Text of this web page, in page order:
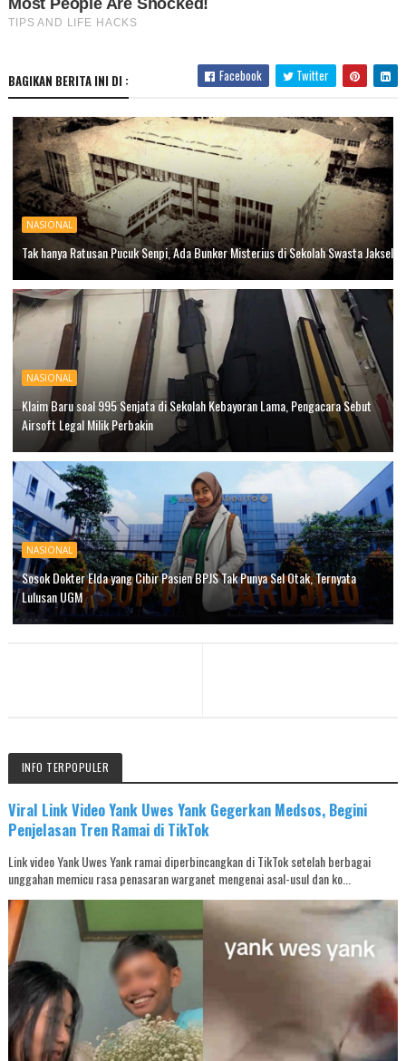
BAGIKAN BERITA INI DI : Facebook Twitter
NASIONAL
Tak hanya Ratusan Pucuk Senpi, Ada Bunker Misterius di Sekolah Swasta Jaksel
NASIONAL
Klaim Baru soal 995 Senjata di Sekolah Kebayoran Lama, Pengacara Sebut
Airsoft Legal Milik Perbakin
NASIONAL
Sosok Dokter Elda yang Cibir Pasien BPJS Tak Punya Sel Otak, Ternyata
Lulusan UGM
INFO TERPOPULER
Viral Link Video Yank Uwes Yank Gegerkan Medsos, Begini
Penjelasan Tren Ramai di TikTok
Link video Yank Uwes Yank ramai diperbincangkan di TikTok setelah berbagai
unggahan memicu rasa penasaran warganet mengenai asal-usul dan ko...